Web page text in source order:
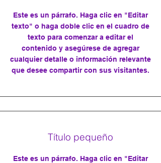
Este es un párrafo. Haga clic en "Editar
texto" o haga doble clic en el cuadro de
texto para comenzar a editar el
contenido y asegúrese de agregar
cualquier detalle o información relevante
que desee compartir con sus visitantes.
Título pequeño
Este es un párrafo. Haga clic en "Editar